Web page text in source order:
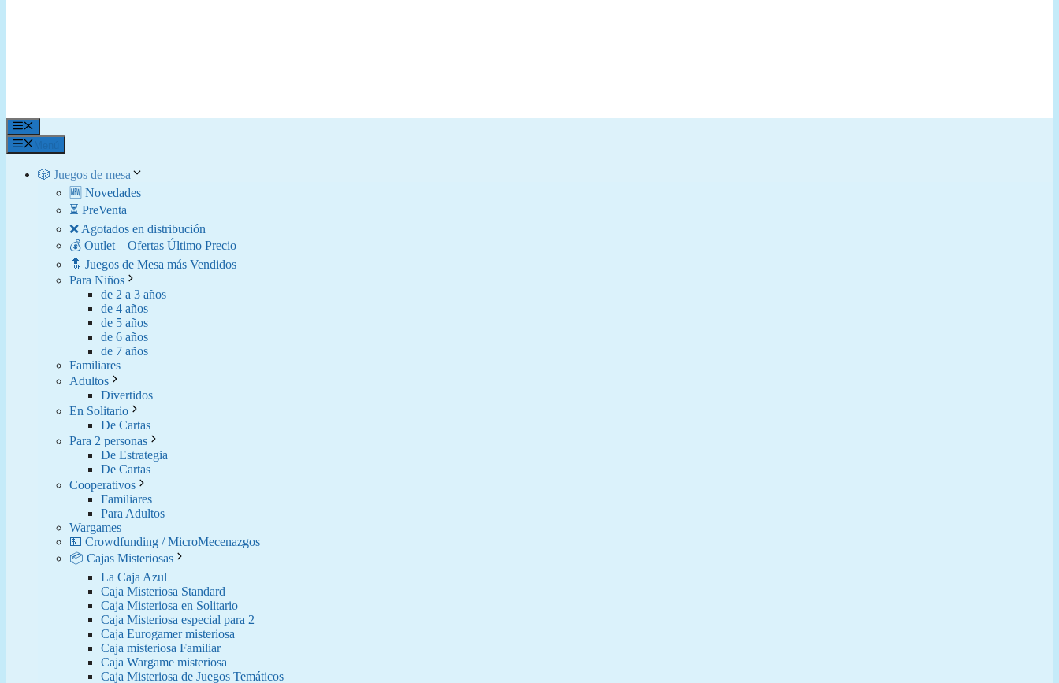
Menú
🎲 Juegos de mesa
🆕 Novedades
⏳ PreVenta
❌ Agotados en distribución
💰 Outlet – Ofertas Último Precio
🔝 Juegos de Mesa más Vendidos
Para Niños
de 2 a 3 años
de 4 años
de 5 años
de 6 años
de 7 años
Familiares
Adultos
Divertidos
En Solitario
De Cartas
Para 2 personas
De Estrategia
De Cartas
Cooperativos
Familiares
Para Adultos
Wargames
💵 Crowdfunding / MicroMecenazgos
📦 Cajas Misteriosas
La Caja Azul
Caja Misteriosa Standard
Caja Misteriosa en Solitario
Caja Misteriosa especial para 2
Caja Eurogamer misteriosa
Caja misteriosa Familiar
Caja Wargame misteriosa
Caja Misteriosa de Juegos Temáticos